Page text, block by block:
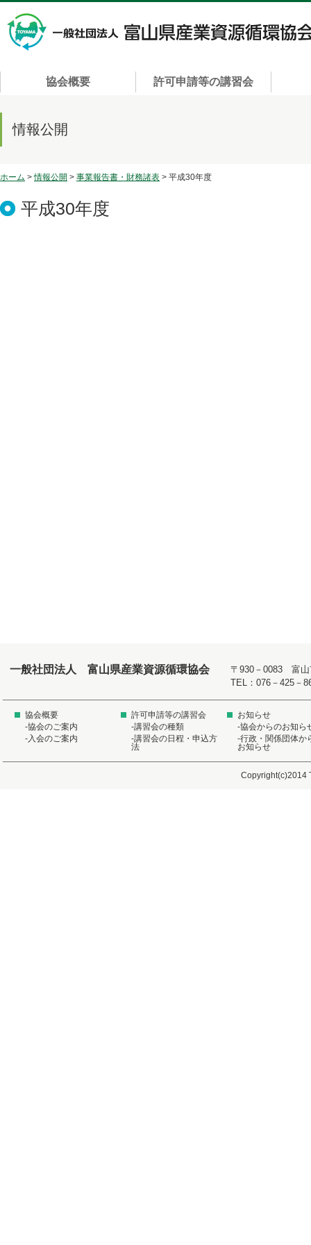
協会概要 許可申請等の講習会
情報公開
ホーム >情報公開 > 事業報告書・財務諸表 > 平成30年度
平成30年度
一般社団法人 富山県産業資源循環協会
〒930－0083 富山
TEL：076－425
協会概要
-協会のご案内
-入会のご案内
許可申請等の講習会
-講習会の種類
-講習会の日程・申込方
法
お知らせ
-協会からのお知ら
-行政・関係団体か
お知らせ
Copyright(c)2014